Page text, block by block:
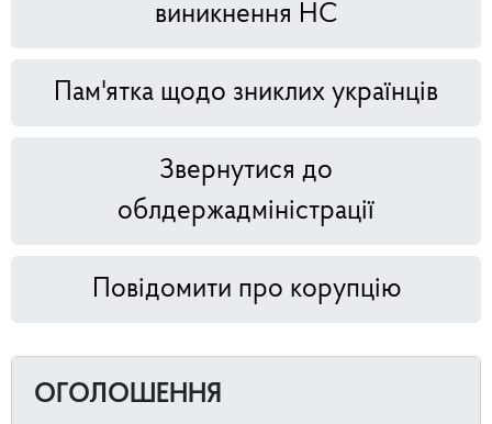
виникнення НС
Пам'ятка щодо зниклих українців
Звернутися до
облдержадміністрації
Повідомити про корупцію
ОГОЛОШЕННЯ